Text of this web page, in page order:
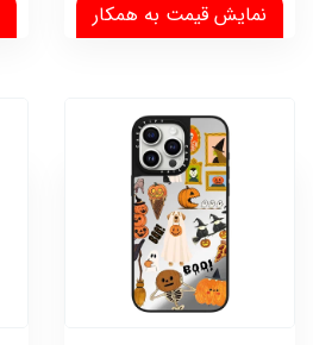
نمایش قیمت به همکار